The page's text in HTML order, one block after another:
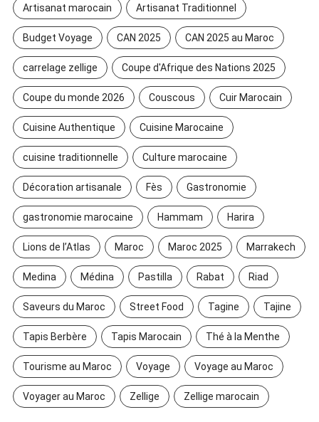
Artisanat marocain Artisanat Traditionnel
Budget Voyage CAN 2025 CAN 2025 au Maroc
carrelage zellige Coupe d'Afrique des Nations 2025
Coupe du monde 2026 Couscous Cuir Marocain
Cuisine Authentique Cuisine Marocaine
cuisine traditionnelle Culture marocaine
Décoration artisanale Fès Gastronomie
gastronomie marocaine Hammam Harira
Lions de l’Atlas Maroc Maroc 2025 Marrakech
Medina Médina Pastilla Rabat Riad
Saveurs du Maroc Street Food Tagine Tajine
Tapis Berbère Tapis Marocain Thé à la Menthe
Tourisme au Maroc Voyage Voyage au Maroc
Voyager au Maroc Zellige Zellige marocain